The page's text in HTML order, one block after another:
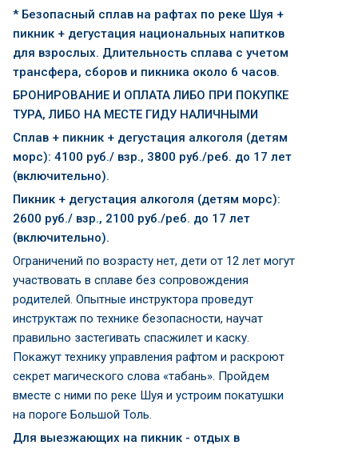
* Безопасный сплав на рафтах по реке Шуя +
пикник + дегустация национальных напитков
для взрослых. Длительность сплава с учетом
трансфера, сборов и пикника около 6 часов.
БРОНИРОВАНИЕ И ОПЛАТА ЛИБО ПРИ ПОКУПКЕ
ТУРА, ЛИБО НА МЕСТЕ ГИДУ НАЛИЧНЫМИ
Сплав + пикник + дегустация алкоголя (детям
морс): 4100 руб./ взр., 3800 руб./реб. до 17 лет
(включительно).
Пикник + дегустация алкоголя (детям морс):
2600 руб./ взр., 2100 руб./реб. до 17 лет
(включительно).
Ограничений по возрасту нет, дети от 12 лет могут
участвовать в сплаве без сопровождения
родителей. Опытные инструктора проведут
инструктаж по технике безопасности, научат
правильно застегивать спасжилет и каску.
Покажут технику управления рафтом и раскроют
секрет магического слова «табань». Пройдем
вместе с ними по реке Шуя и устроим покатушки
на пороге Большой Толь.
Для выезжающих на пикник - отдых в